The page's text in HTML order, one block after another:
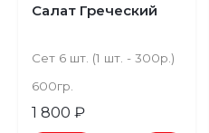
Салат Греческий
Сет 6 шт. (1 шт. - 300р.)
600гр.
1 800 ₽